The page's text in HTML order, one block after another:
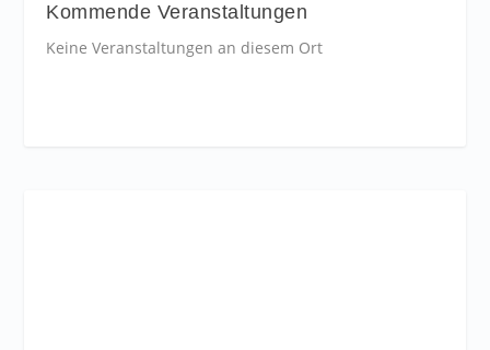
Kommende Veranstaltungen
Keine Veranstaltungen an diesem Ort